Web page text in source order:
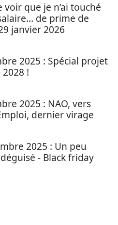
voir que je n’ai touché
de prime de
janvier 2026
2025 : Spécial projet
!
2025 : NAO, vers
dernier virage
2025 : Un peu
- Black friday